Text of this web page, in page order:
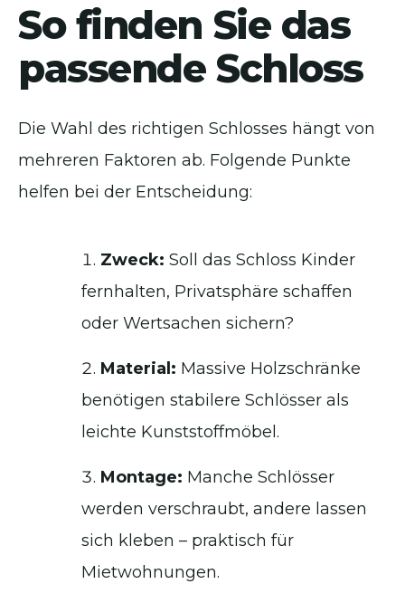
So finden Sie das
passende Schloss
Die Wahl des richtigen Schlosses hängt von
mehreren Faktoren ab. Folgende Punkte
helfen bei der Entscheidung:
Zweck: Soll das Schloss Kinder
fernhalten, Privatsphäre schaffen
oder Wertsachen sichern?
Material: Massive Holzschränke
benötigen stabilere Schlösser als
leichte Kunststoffmöbel.
Montage: Manche Schlösser
werden verschraubt, andere lassen
sich kleben – praktisch für
Mietwohnungen.